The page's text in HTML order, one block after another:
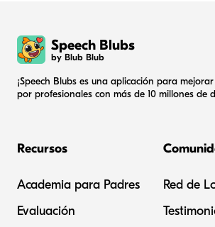
Speech Blubs
by Blub Blub
¡Speech Blubs es una aplicación para
por profesionales con más de 10 millones de
Recursos
Academia para Padres
Evaluación
Red de